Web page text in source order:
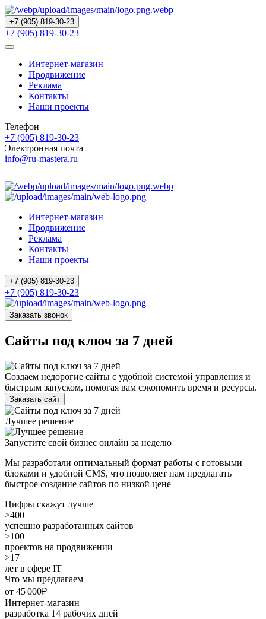
+7 (905) 819-30-23
+7 (905) 819-30-23
Интернет-магазин
Продвижение
Реклама
Контакты
Наши проекты
Телефон
+7 (905) 819-30-23
Электронная почта
info@ru-mastera.ru
Интернет-магазин
Продвижение
Реклама
Контакты
Наши проекты
+7 (905) 819-30-23
+7 (905) 819-30-23
Заказать звонок
Сайты под ключ за 7 дней
Создаем недорогие сайты с удобной системой управления и
быстрым запуском, помогая вам сэкономить время и ресурсы.
Заказать сайт
Лучшее решение
Запустите свой бизнес онлайн за неделю
Мы разработали оптимальный формат работы с готовыми
блоками и удобной CMS, что позволяет нам предлагать
быстрое создание сайтов по низкой цене
Цифры скажут лучше
>400
успешно разработанных сайтов
>100
проектов на продвижении
>17
лет в сфере IT
Что мы предлагаем
от 45 000₽
Интернет-магазин
разработка 14 рабочих дней